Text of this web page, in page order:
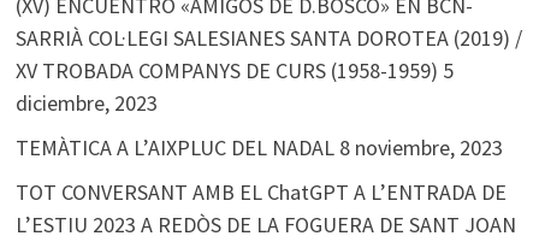
SARRIÀ COL·LEGI SALESIANES SANTA DOROTEA (2019) /
XV TROBADA COMPANYS DE CURS (1958-1959) 5
diciembre, 2023
TEMÀTICA A L’AIXPLUC DEL NADAL 8 noviembre, 2023
TOT CONVERSANT AMB EL ChatGPT A L’ENTRADA DE
L’ESTIU 2023 A REDÒS DE LA FOGUERA DE SANT JOAN